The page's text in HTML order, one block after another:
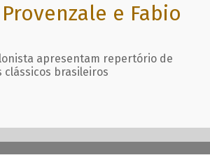
e Fabio
apresentam repertório de
clássicos brasileiros